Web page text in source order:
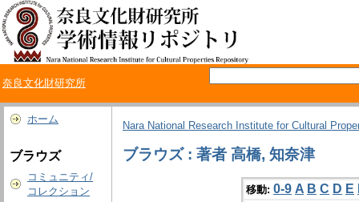
奈良文化財研究所
ホーム
ブラウズ
コミュニティ/
コレクション
Nara National Research Institute for Cultural
ブラウズ : 著者 高橋, 知奈津
移動: 0-9 A B C D E